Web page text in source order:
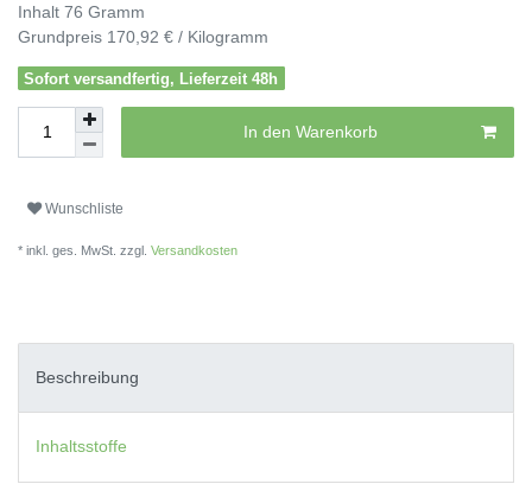
Inhalt 76 Gramm
Grundpreis 170,92 € / Kilogramm
Sofort versandfertig, Lieferzeit 48h
In den Warenkorb
Wunschliste
* inkl. ges. MwSt. zzgl. Versandkosten
Beschreibung
Inhaltsstoffe